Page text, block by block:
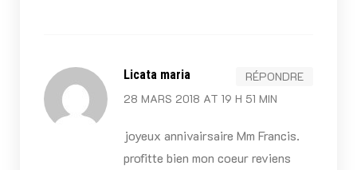
Licata maria
28 MARS 2018 AT 19 H 51 MIN
RÉPONDRE
joyeux annivairsaire Mm Francis.
profitte bien mon coeur reviens